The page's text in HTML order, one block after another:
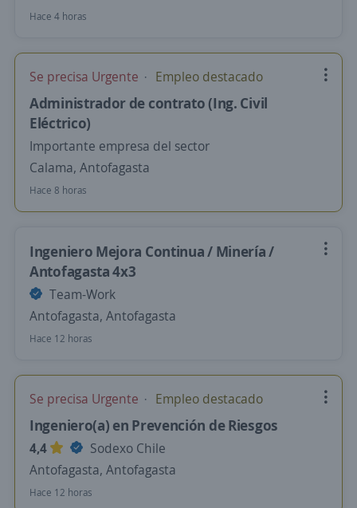
Hace 4 horas
Se precisa Urgente Empleo destacado
Administrador de contrato (Ing. Civil
Eléctrico)
Importante empresa del sector
Calama, Antofagasta
Hace 8 horas
Ingeniero Mejora Continua / Minería /
Antofagasta 4x3
Team-Work
Antofagasta, Antofagasta
Hace 12 horas
Se precisa Urgente Empleo destacado
Ingeniero(a) en Prevención de Riesgos
4,4
Sodexo Chile
Antofagasta, Antofagasta
Hace 12 horas